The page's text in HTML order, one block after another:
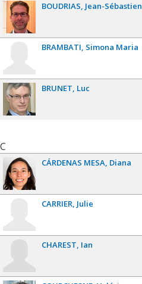
BOUDRIAS Jean-Sébastien
BRAMBATI Simona Maria
BRUNET Luc
C
CÁRDENAS MESA Diana
CARRIER Julie
CHAREST Ian